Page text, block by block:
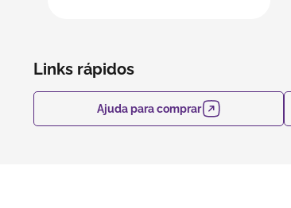
Links rápidos
Ajuda para comprar